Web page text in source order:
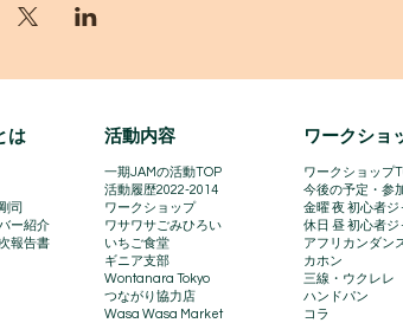
は 活動内容
司
ー紹介
報告書
一期JAMの活動TOP
​活動履歴2022-2014
ワークショップ
ワサワサごみひろい
いちご食堂
ギニア支部
Wontanara Tokyo
​つながり協力店
Wasa Wasa Market​
ワークショ
ワークショップ
今後の予定・参
金曜 夜 初心者ジ
休日 昼 初心者ジ
アフリカンダン
カホン
三線・ウクレレ
ハンドパン
コラ